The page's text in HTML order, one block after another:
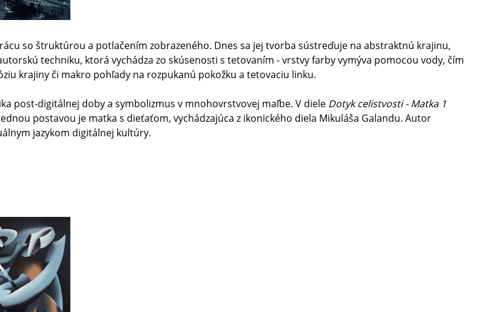
so štruktúrou a potlačením zobrazeného. Dnes sa jej tvorba sústreďuje na abstraktnú krajinu,
techniku, ktorá vychádza zo skúsenosti s tetovaním - vrstvy farby vymýva pomocou vody, čím
krajiny či makro pohľady na rozpukanú pokožku a tetovaciu linku.
post-digitálnej doby a symbolizmus v mnohovrstvovej maľbe. V diele Dotyk celistvosti - Matka 1
postavou je matka s dieťaťom, vychádzajúca z ikonického diela Mikuláša Galandu. Autor
jazykom digitálnej kultúry.